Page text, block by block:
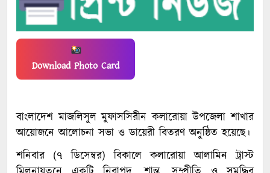
Download Photo Card
বাংলাদেশ মাজলিসুল মুফাসসিরীন কলারোয়া উপজেলা শাখার
আয়োজনে আলোচনা সভা ও ডায়েরী বিতরণ অনুষ্ঠিত হয়েছে।
শনিবার (৭ ডিসেম্বর) বিকালে কলারোয়া আলামিন ট্রাস্ট